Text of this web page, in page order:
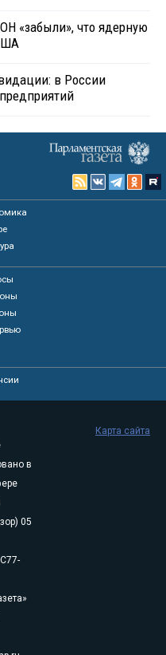
«забыли», что ядерную
в России
в
05
Карта сайта